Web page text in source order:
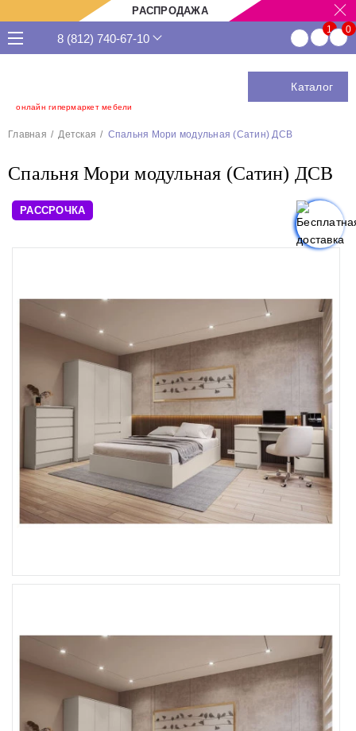
РАСПРОДАЖА
онлайн гипермаркет мебели
8 (812) 740-67-10
Каталог
Главная Детская Спальня Мори модульная (Сатин) ДСВ
Спальня Мори модульная (Сатин) ДСВ
РАССРОЧКА